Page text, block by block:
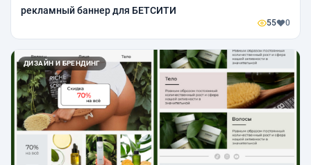
рекламный баннер для БЕТСИТИ
55 0
ДИЗАЙН И БРЕНДИНГ